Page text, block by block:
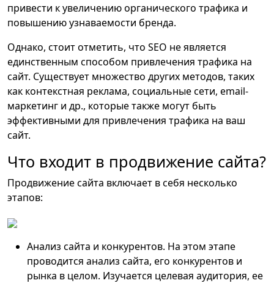
привести к увеличению органического трафика и
повышению узнаваемости бренда.
Однако, стоит отметить, что SEO не является
единственным способом привлечения трафика на
сайт. Существует множество других методов, таких
как контекстная реклама, социальные сети, email-
маркетинг и др., которые также могут быть
эффективными для привлечения трафика на ваш
сайт.
Что входит в продвижение сайта?
Продвижение сайта включает в себя несколько
этапов:
Анализ сайта и конкурентов. На этом этапе
проводится анализ сайта, его конкурентов и
рынка в целом. Изучается целевая аудитория, ее